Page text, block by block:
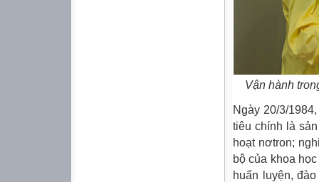
Vận hành
Ngày 20/3/
tiêu chính là
hoạt nơtron;
bộ của khoa
huấn luyện,